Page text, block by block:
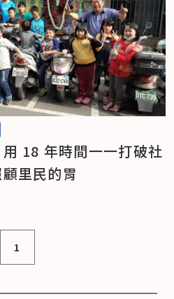
18 年時間一一打破社
里民的胃
1